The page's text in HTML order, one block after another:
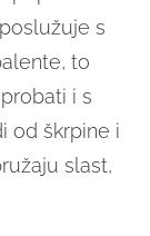
s
to
i s
od škrpine i
slast,